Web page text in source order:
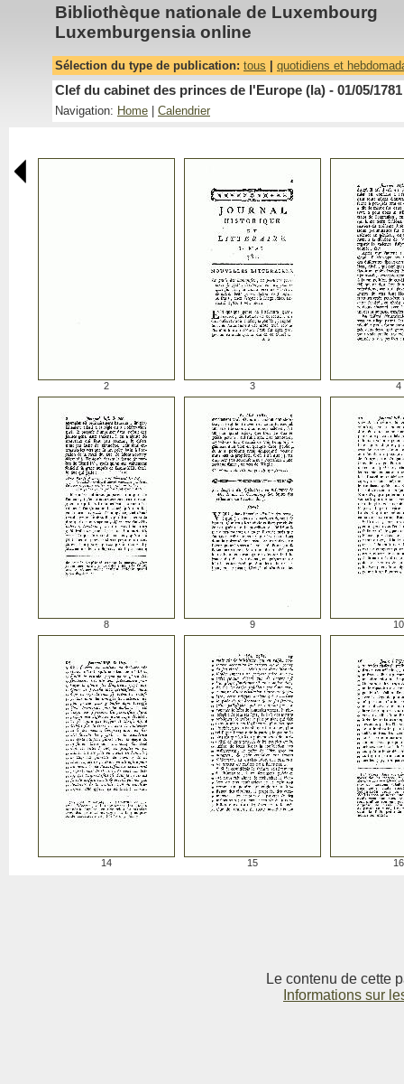
Bibliothèque nationale de Luxembourg
Luxemburgensia online
Sélection du type de publication: tous quotidiens et
Clef du cabinet des princes de l'Europe (la) - 01/05/1781
Navigation: Home Calendrier
2 3 4
8 9 10
14 15 16
Le contenu de cette
Informations sur